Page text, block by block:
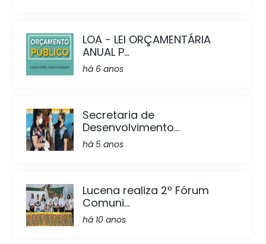
LOA - LEI ORÇAMENTÁRIA
ANUAL P...
há 6 anos
Secretaria de
Desenvolvimento...
há 5 anos
Lucena realiza 2º Fórum
Comuni...
há 10 anos